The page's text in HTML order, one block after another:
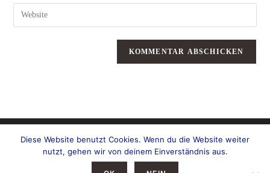
zum
Kommentieren
ein
Gib
deine
Website-
URL
Diese Website benutzt Cookies. Wenn du die Website weiter
nutzt, gehen wir von deinem Einverständnis aus.